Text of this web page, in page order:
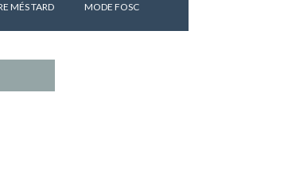
MÉS TARD MODE FOSC